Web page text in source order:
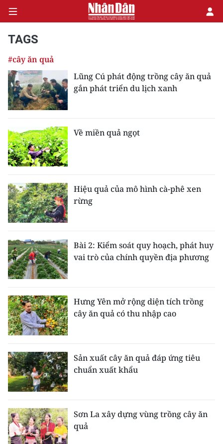
CHÍNH TRỊ
KINH TẾ
XÃ HỘI
PHÁP LUẬT
DU LỊCH
THẾ GIỚI
GIÁO DỤC
KHOA HỌC - CÔNG NGHỆ
MÔI TRƯỜNG
BẠN ĐỌC
KIỂM CHỨNG THÔNG TIN
54 DÂN TỘC VIỆT NAM
TAGS
#cây ăn quả
Lũng Cú phát động trồng cây ăn quả
gắn phát triển du lịch xanh
Về miền quả ngọt
Hiệu quả của mô hình cà-phê xen
rừng
Bài 2: Kiểm soát quy hoạch, phát huy
vai trò của chính quyền địa phương
Hưng Yên mở rộng diện tích trồng
cây ăn quả có thu nhập cao
Sản xuất cây ăn quả đáp ứng tiêu
chuẩn xuất khẩu
Sơn La xây dựng vùng trồng cây ăn
quả